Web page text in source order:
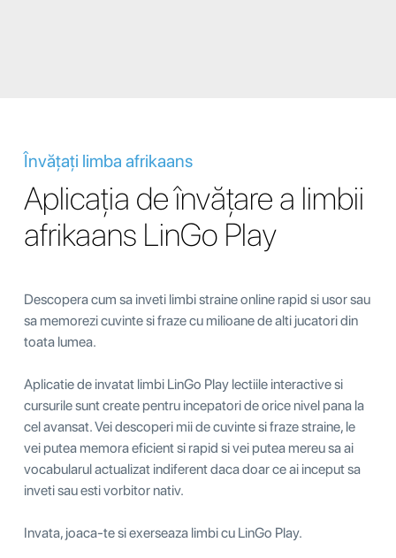
Învățați limba afrikaans
Aplicația de învățare a limbii
afrikaans LinGo Play
Descopera cum sa inveti limbi straine online rapid si usor sau
sa memorezi cuvinte si fraze cu milioane de alti jucatori din
toata lumea.
Aplicatie de invatat limbi LinGo Play lectiile interactive si
cursurile sunt create pentru incepatori de orice nivel pana la
cel avansat. Vei descoperi mii de cuvinte si fraze straine, le
vei putea memora eficient si rapid si vei putea mereu sa ai
vocabularul actualizat indiferent daca doar ce ai inceput sa
inveti sau esti vorbitor nativ.
Invata, joaca-te si exerseaza limbi cu LinGo Play.